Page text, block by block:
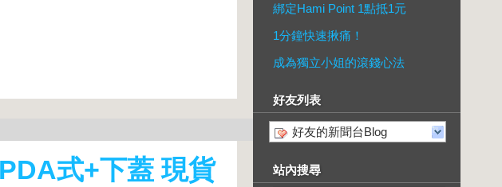
式+下蓋 現貨
綁定Hami Point 1點抵1元
1分鐘快速揪痛！
成為獨立小姐的滾錢心法
好友列表
好友的新聞台Blog
站內搜尋